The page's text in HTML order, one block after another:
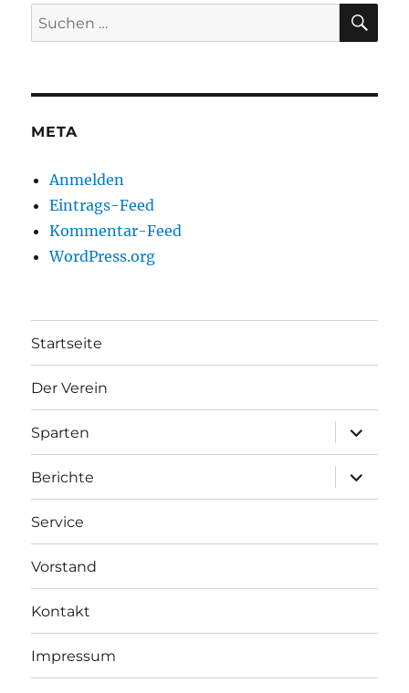
Suche
nach:
META
Anmelden
Eintrags-Feed
Kommentar-Feed
WordPress.org
Startseite
Der Verein
Sparten
anzeigen
Berichte
anzeigen
Service
Vorstand
Kontakt
Impressum